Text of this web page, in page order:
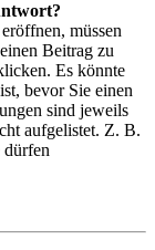
müssen
Beitrag zu
Es könnte
bevor Sie einen
sind jeweils
aufgelistet. Z. B.
dürfen